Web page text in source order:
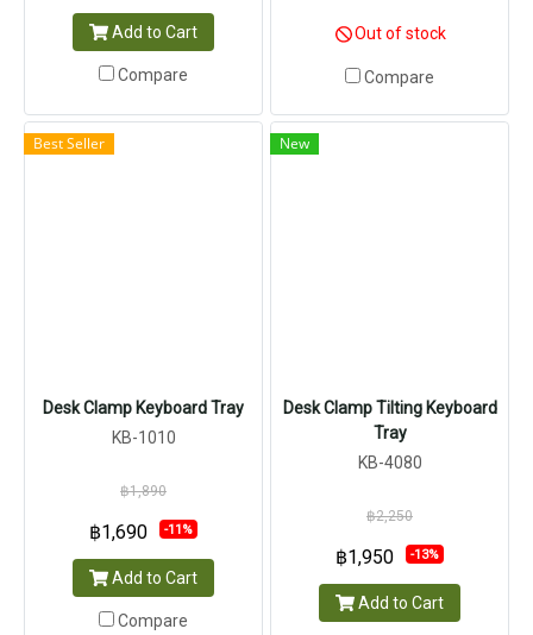
Add to Cart
Compare
Out of stock
Compare
Best Seller
Desk Clamp Keyboard Tray
KB-1010
฿1,890
฿1,690 -11%
Add to Cart
Compare
New
Desk Clamp Tilting Keyboard
Tray
KB-4080
฿2,250
฿1,950 -13%
Add to Cart